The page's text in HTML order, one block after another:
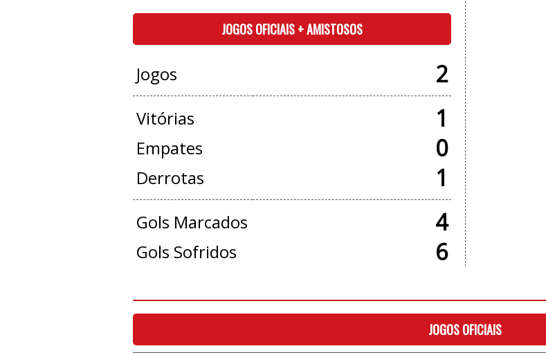
JOGOS OFICIAIS + AMISTOSOS
Jogos 2
Vitórias 1
Empates 0
Derrotas 1
Gols Marcados 4
Gols Sofridos 6
JOGOS OFICIAIS